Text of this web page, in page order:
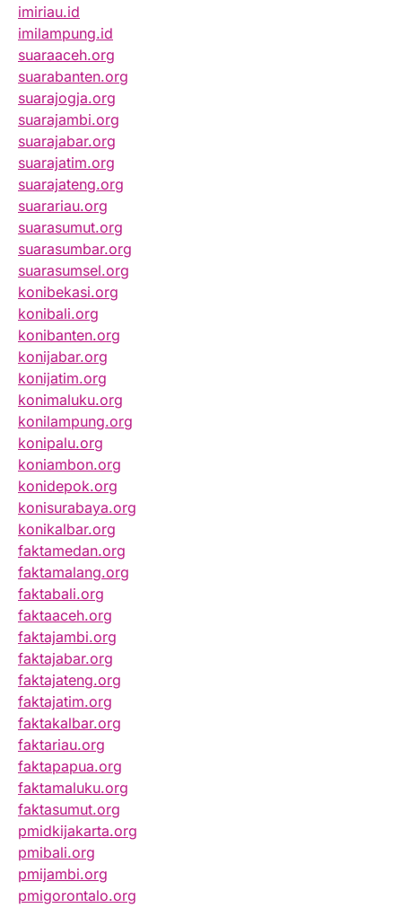
imiriau.id
imilampung.id
suaraaceh.org
suarabanten.org
suarajogja.org
suarajambi.org
suarajabar.org
suarajatim.org
suarajateng.org
suarariau.org
suarasumut.org
suarasumbar.org
suarasumsel.org
konibekasi.org
konibali.org
konibanten.org
konijabar.org
konijatim.org
konimaluku.org
konilampung.org
konipalu.org
koniambon.org
konidepok.org
konisurabaya.org
konikalbar.org
faktamedan.org
faktamalang.org
faktabali.org
faktaaceh.org
faktajambi.org
faktajabar.org
faktajateng.org
faktajatim.org
faktakalbar.org
faktariau.org
faktapapua.org
faktamaluku.org
faktasumut.org
pmidkijakarta.org
pmibali.org
pmijambi.org
pmigorontalo.org